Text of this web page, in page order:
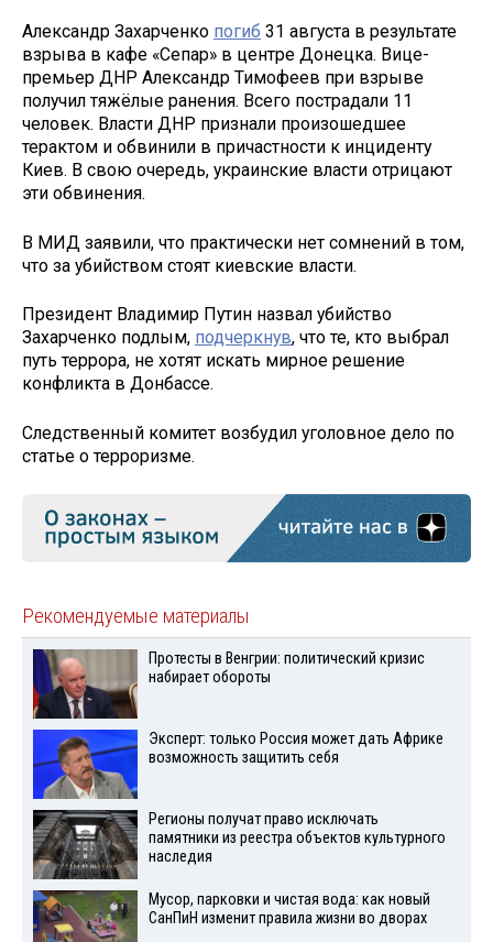
Александр Захарченко погиб 31 августа в результате
взрыва в кафе «Сепар» в центре Донецка. Вице-
премьер ДНР Александр Тимофеев при взрыве
получил тяжёлые ранения. Всего пострадали 11
человек. Власти ДНР признали произошедшее
терактом и обвинили в причастности к инциденту
Киев. В свою очередь, украинские власти отрицают
эти обвинения.
В МИД заявили, что практически нет сомнений в том,
что за убийством стоят киевские власти.
Президент Владимир Путин назвал убийство
Захарченко подлым, подчеркнув, что те, кто выбрал
путь террора, не хотят искать мирное решение
конфликта в Донбассе.
Следственный комитет возбудил уголовное дело по
статье о терроризме.
Рекомендуемые материалы
Протесты в Венгрии: политический кризис
набирает обороты
Эксперт: только Россия может дать Африке
возможность защитить себя
Регионы получат право исключать
памятники из реестра объектов культурного
наследия
Мусор, парковки и чистая вода: как новый
СанПиН изменит правила жизни во дворах